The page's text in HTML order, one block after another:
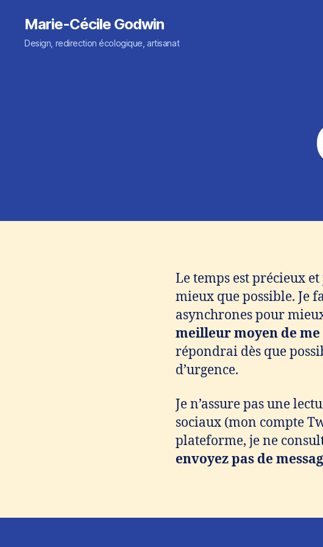
Marie-Cécile Godwin
Design, redirection écologique, artisanat
Le temps est précieux
mieux que possible. Je
asynchrones pour
meilleur moyen de
répondrai dès que
d’urgence.
Je n’assure pas une
sociaux (mon compte
plateforme, je ne
envoyez pas de